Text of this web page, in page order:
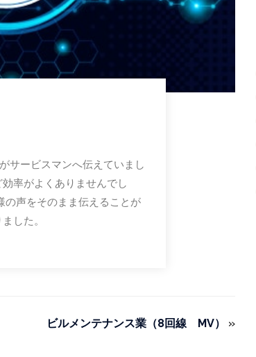
サービスマンへ伝えていまし
率がよくありませんでし
の声をそのまま伝えることが
した。
ビルメンテナンス業（8回線 MV） »